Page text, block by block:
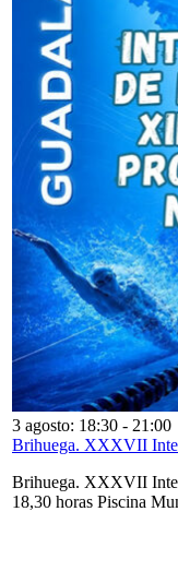
3 agosto: 18:30 - 21:00
Brihuega. XXXVII
Brihuega. XXXVII
18,30 horas Piscina